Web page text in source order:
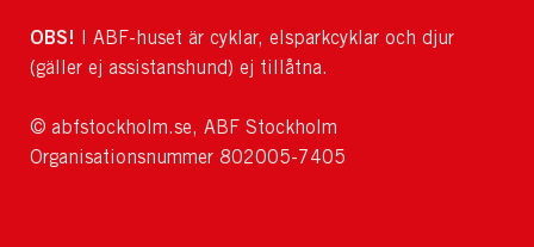
OBS! I ABF-huset är cyklar, elsparkcyklar och djur
(gäller ej assistanshund) ej tillåtna.
© abfstockholm.se, ABF Stockholm
Organisationsnummer 802005-7405